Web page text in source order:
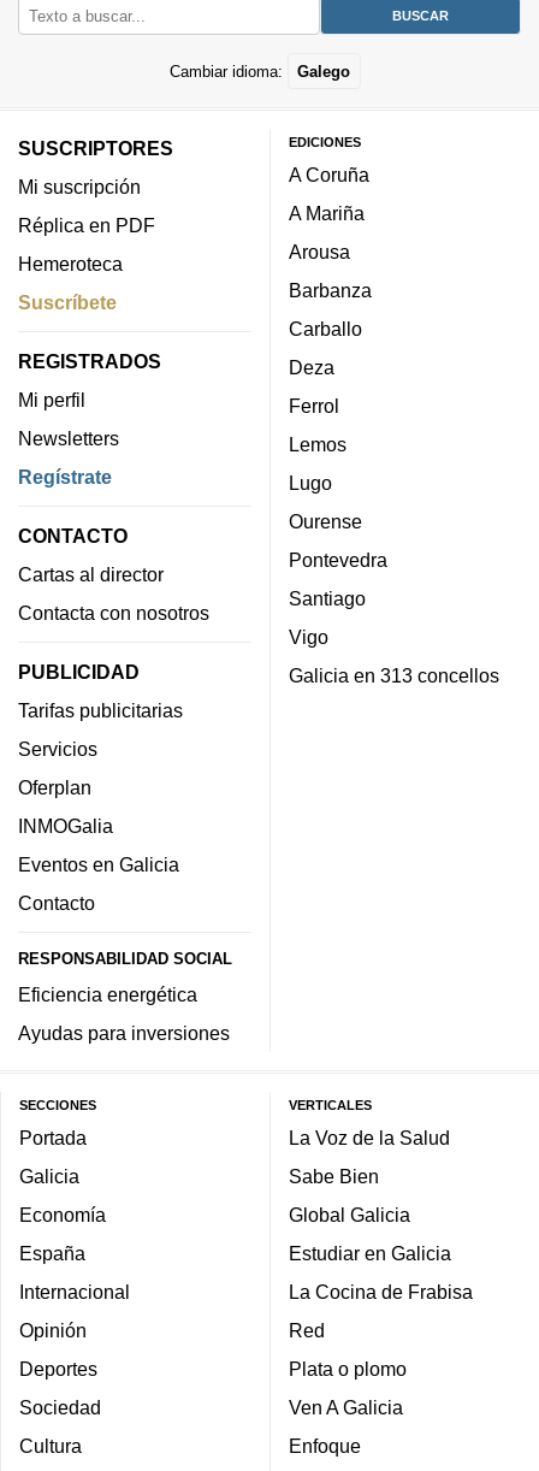
Cambiar idioma: Galego
SUSCRIPTORES
Mi suscripción
Réplica en PDF
Hemeroteca
Suscríbete
REGISTRADOS
Mi perfil
Newsletters
Regístrate
CONTACTO
Cartas al director
Contacta con nosotros
PUBLICIDAD
Tarifas publicitarias
Servicios
Oferplan
INMOGalia
Eventos en Galicia
Contacto
RESPONSABILIDAD SOCIAL
Eficiencia energética
Ayudas para inversiones
EDICIONES
A Coruña
A Mariña
Arousa
Barbanza
Carballo
Deza
Ferrol
Lemos
Lugo
Ourense
Pontevedra
Santiago
Vigo
Galicia en 313 concellos
SECCIONES
Portada
Galicia
Economía
España
Internacional
Opinión
Deportes
Sociedad
Cultura
VERTICALES
La Voz de la Salud
Sabe Bien
Global Galicia
Estudiar en Galicia
La Cocina de Frabisa
Red
Plata o plomo
Ven A Galicia
Enfoque